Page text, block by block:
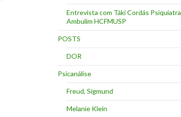
Entrevista com Táki Cordás Psiquiatra
Ambulim HCFMUSP
POSTS
DOR
Psicanálise
Freud, Sigmund
Melanie Klein